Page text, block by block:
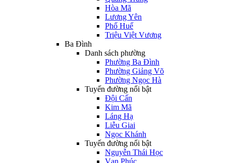
Hòa Mã
Lương Yên
Phố Huế
Triệu Việt Vương
Ba Đình
Danh sách phường
Phường Ba Đình
Phường Giảng Võ
Phường Ngọc Hà
Tuyến đường nổi bật
Đội Cấn
Kim Mã
Láng Hạ
Liễu Giai
Ngọc Khánh
Tuyến đường nổi bật
Nguyễn Thái Học
Vạn Phúc